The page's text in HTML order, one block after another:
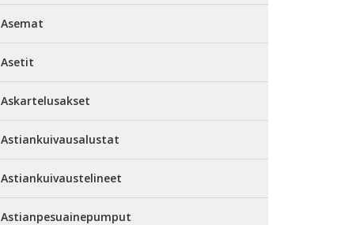
Asemat
Asetit
Askartelusakset
Astiankuivausalustat
Astiankuivaustelineet
Astianpesuainepumput